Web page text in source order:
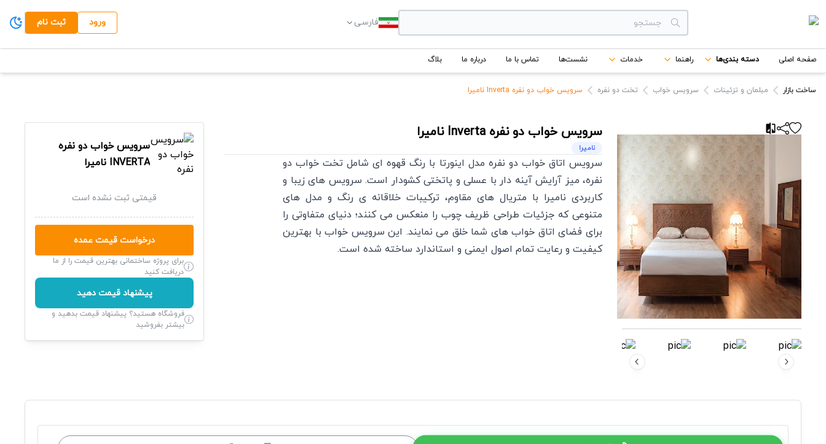
دسته بندی‌ها
برندها
فارسی ورود ثبت نام
صفحه اصلی دسته بندی‌ها راهنما خدمات نشست‌ها تماس با ما درباره ما بلاگ
ساخت بازار مبلمان و تزئینات سرویس خواب تخت دو نفره سرویس خواب دو نفره Inverta نامیرا
سرویس خواب دو نفره Inverta نامیرا
نامیرا
سرویس اتاق خواب دو نفره مدل اینورتا با رنگ قهوه ای شامل تخت خواب دو
نفره، میز آرایش آینه دار با عسلی و پاتختی کشودار است. سرویس های زیبا و
کاربردی نامیرا با متریال های مقاوم، ترکیبات خلاقانه ی رنگ و مدل های
متنوعی که جزئیات طراحی ظریف چوب را منعکس می کنند؛ دنیای متفاوتی را
برای فضای اتاق خواب های شما خلق می نمایند. این سرویس خواب با بهترین
کیفیت و رعایت تمام اصول ایمنی و استاندارد ساخته شده است.
سرویس خواب دو نفره
INVERTA نامیرا
قیمتی ثبت نشده است
درخواست قیمت عمده
برای پروژه ساختمانی بهترین قیمت را از ما
دریافت کنید
پیشنهاد قیمت دهید
فروشگاه هستید؟ پیشنهاد قیمت بدهید و
بیشتر بفروشید